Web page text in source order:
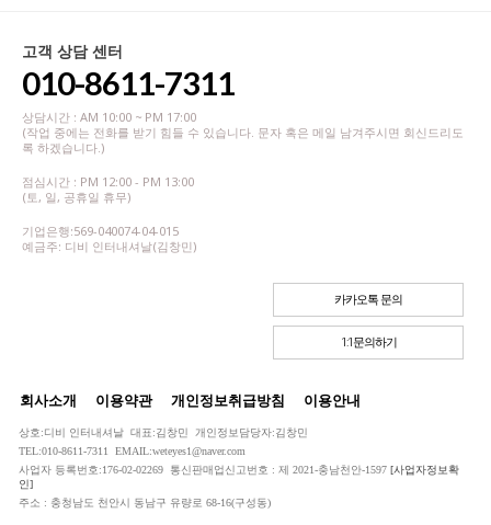
고객 상담 센터
010-8611-7311
상담시간 : AM 10:00 ~ PM 17:00
(작업 중에는 전화를 받기 힘들 수 있습니다. 문자 혹은 메일 남겨주시면 회신드리도
록 하겠습니다.)
점심시간 : PM 12:00 - PM 13:00
(토, 일, 공휴일 휴무)
기업은행:569-040074-04-015
예금주: 디비 인터내셔날(김창민)
카카오톡 문의
1:1문의하기
회사소개 이용약관 개인정보취급방침 이용안내
상호:디비 인터내셔날 대표:김창민 개인정보담당자:김창민
TEL:010-8611-7311 EMAIL:weteyes1@naver.com
사업자 등록번호:176-02-02269 통신판매업신고번호 : 제 2021-충남천안-1597 [사업자정보확
인]
주소 : 충청남도 천안시 동남구 유량로 68-16(구성동)